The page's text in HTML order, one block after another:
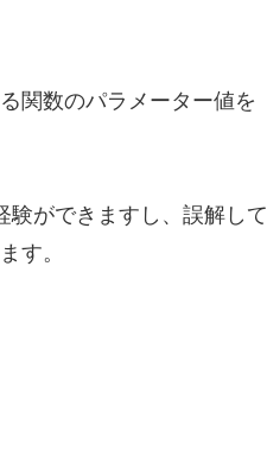
関数のパラメーター値を
験ができますし、誤解して
す。